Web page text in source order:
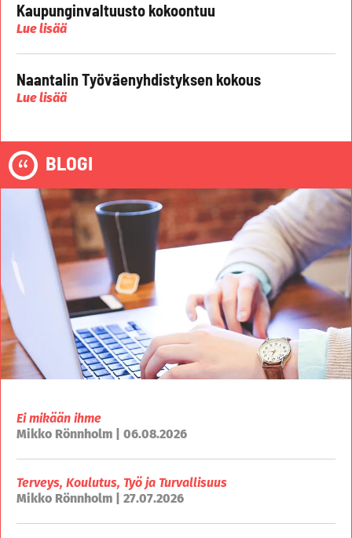
Kaupunginvaltuusto kokoontuu
Lue lisää
Naantalin Työväenyhdistyksen kokous
Lue lisää
BLOGI
Ei mikään ihme
Mikko Rönnholm | 06.08.2026
Terveys, Koulutus, Työ ja Turvallisuus
Mikko Rönnholm | 27.07.2026